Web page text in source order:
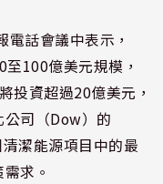
話會議中表示，
至100億美元規模，
投資超過20億美元，
司（Dow）的
潔能源項目中的最
求。